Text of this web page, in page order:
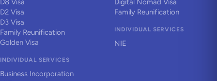
D8 Visa
D2 Visa
D3 Visa
Family Reunification
Golden Visa
INDIVIDUAL SERVICES
Business Incorporation
Digital Nomad Visa
Family Reunification
INDIVIDUAL SERVICES
NIE